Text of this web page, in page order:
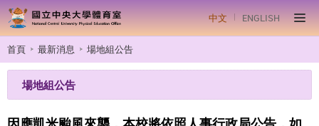
中文 ENGLISH
首頁 最新消息 場地組公告
場地組公告